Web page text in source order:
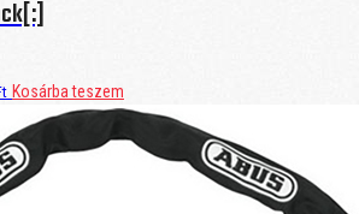
Kosárba teszem